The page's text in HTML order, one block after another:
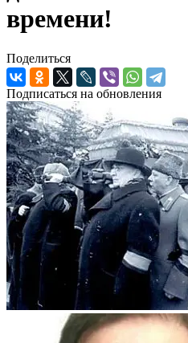
времени!
Поделиться
Подписаться на обновления